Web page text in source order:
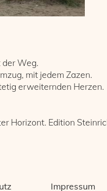
der Weg.
mit jedem Zazen.
erweiternden Herzen.
Horizont. Edition
Impressum